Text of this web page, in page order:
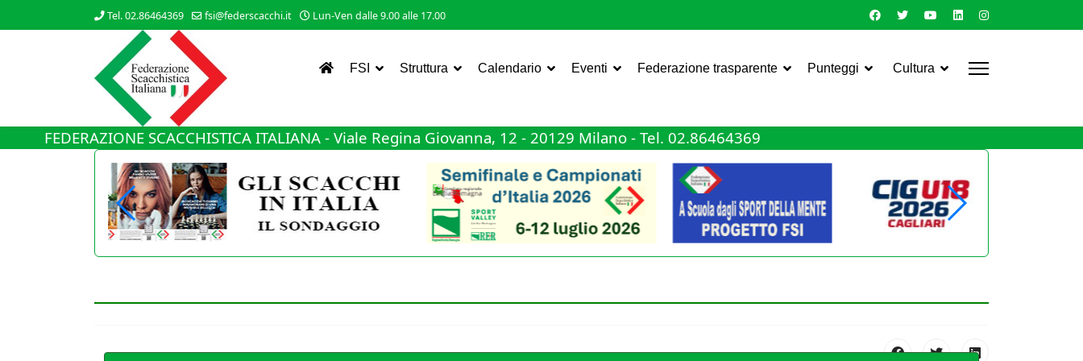
Tel. 02.86464369 fsi@federscacchi.it Lun-Ven dalle 9.00 alle 17.00
FSI Struttura Calendario Eventi Federazione trasparente Punteggi Cultura
FEDERAZIONE SCACCHISTICA ITALIANA - Viale Regina Giovanna, 12 - 20129 Milano - Tel. 02.86464369